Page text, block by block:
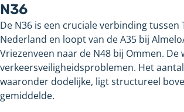
N36
De N36 is een cruciale verbinding tussen
Nederland en looptvan de A35 bij
Vriezenveen naar de N48 bij Ommen. De
verkeersveiligheidsproblemen. Het
waaronder dodelijke, ligt structureel
gemiddelde.